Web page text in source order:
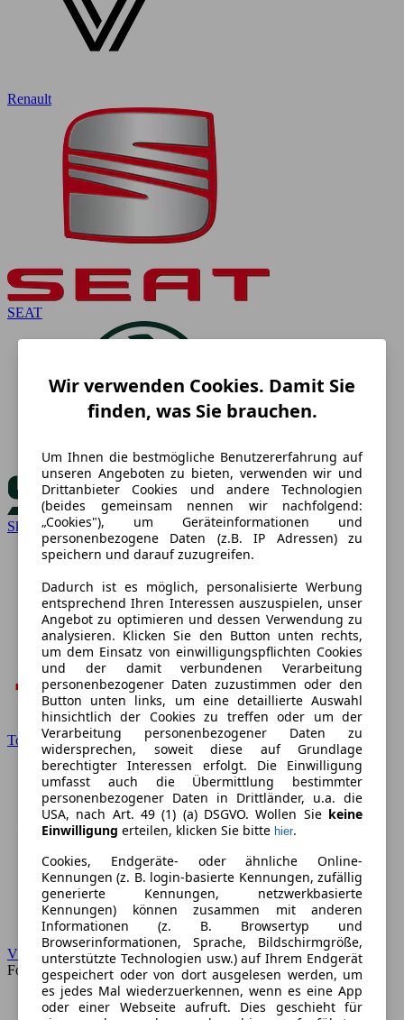
Renault
SEAT
Skoda
Toyota
VW
Forum
Wir verwenden Cookies. Damit Sie
finden, was Sie brauchen.
Um Ihnen die bestmögliche Benutzererfahrung auf
unseren Angeboten zu bieten, verwenden wir und
Drittanbieter Cookies und andere Technologien
(beides gemeinsam nennen wir nachfolgend:
„Cookies"), um Geräteinformationen und
personenbezogene Daten (z.B. IP Adressen) zu
speichern und darauf zuzugreifen.
Dadurch ist es möglich, personalisierte Werbung
entsprechend Ihren Interessen auszuspielen, unser
Angebot zu optimieren und dessen Verwendung zu
analysieren. Klicken Sie den Button unten rechts,
um dem Einsatz von einwilligungspflichten Cookies
und der damit verbundenen Verarbeitung
personenbezogener Daten zuzustimmen oder den
Button unten links, um eine detaillierte Auswahl
hinsichtlich der Cookies zu treffen oder um der
Verarbeitung personenbezogener Daten zu
widersprechen, soweit diese auf Grundlage
berechtigter Interessen erfolgt. Die Einwilligung
umfasst auch die Übermittlung bestimmter
personenbezogener Daten in Drittländer, u.a. die
USA, nach Art. 49 (1) (a) DSGVO. Wollen Sie keine
Einwilligung erteilen, klicken Sie bitte hier.
Cookies, Endgeräte- oder ähnliche Online-
Kennungen (z. B. login-basierte Kennungen, zufällig
generierte Kennungen, netzwerkbasierte
Kennungen) können zusammen mit anderen
Informationen (z. B. Browsertyp und
Browserinformationen, Sprache, Bildschirmgröße,
unterstützte Technologien usw.) auf Ihrem Endgerät
gespeichert oder von dort ausgelesen werden, um
es jedes Mal wiederzuerkennen, wenn es eine App
oder einer Webseite aufruft. Dies geschieht für